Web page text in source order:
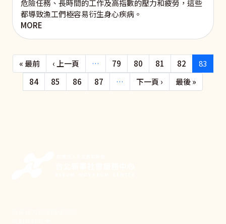
危險任務、長時間的工作及高指數的壓力和疲勞，這些
都導致漁工們極容易衍生身心疾病。
MORE
Pagination
« 最前First page
‹ 上一頁 Previous page
… 79 80 81 82
83
84
85 86 87 … 下一頁 › 下一頁最後 »